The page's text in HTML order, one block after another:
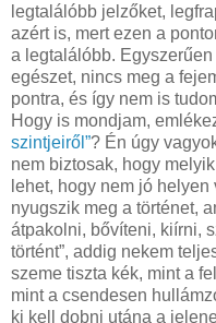
legtalálóbb jelzőket,
azért is, mert ezen a
a legtalálóbb.
egészet, nincs meg a
pontra, és így nem is
Hogy is mondjam,
szintjeiről”? Én úgy
nem biztosak, hogy
lehet, hogy nem jó
nyugszik meg a történet,
átpakolni, bővíteni, kiírni,
történt”, addig nekem
szeme tiszta kék, mint a
mint a csendesen
ki kell dobni utána a